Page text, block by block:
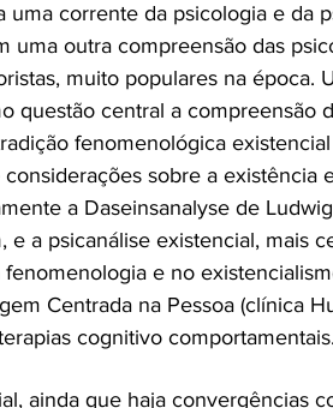
uma corrente da psicologia e da
uma outra compreensão das
muito populares na época.
questão central a compreensão
fenomenológica
sobre a existência
a Daseinsanalyse de
a psicanálise existencial, mais
e no
Centrada na Pessoa (clínica
cognitivo comportamentais.
ainda que haja convergências